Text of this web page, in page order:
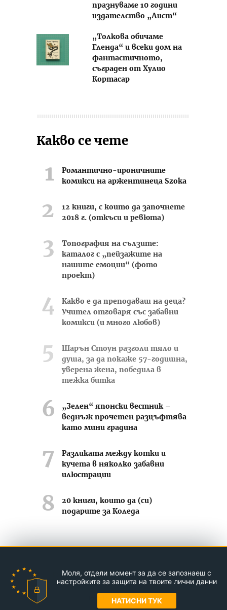
празнуваме 10 години
издателство „Лист“
„Толкова обичаме
Гленда“ и всеки дом на
фантастичното,
съграден от Хулио
Кортасар
Какво се чете
Романтично-ироничните
комикси на аржентинеца Szoka
12 книги, с които да започнете
2018 г. (откъси и ревюта)
Топография на сълзите:
каталог с „пейзажите на
нашите емоции“ (фото
проект)
Какво е да преподаваш на деца?
Учител отговаря със забавни
комикси (и много любов)
Шарън Стоун разголи тяло и
душа, за да покаже 57-годишна,
уверена жена, победила в
тежка битка
„Зелен“ японски вестник –
веднъж прочетен разцъфтява
като мини градина
Разликата между котки и
кучета в няколко забавни
илюстрации
20 книги, които да (си)
подарите за Коледа
Контакти За нас Реклама
© Jasmin.bg 2011-2026
Моля, отдели момент за да се запознаеш с
настройките за защита на твоите лични данни
НАТИСНИ ТУК